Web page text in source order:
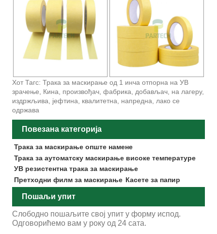
Хот Тагс: Трака за маскирање од 1 инча отпорна на УВ
зрачење, Кина, произвођач, фабрика, добављач, на лагеру,
издржљива, јефтина, квалитетна, напредна, лако се
одржава
Повезана категорија
Трака за маскирање опште намене
Трака за аутоматску маскирање високе температуре
УВ резистентна трака за маскирање
Претходни филм за маскирање Касете за папир
Пошаљи упит
Слободно пошаљите свој упит у форму испод.
Одговорићемо вам у року од 24 сата.